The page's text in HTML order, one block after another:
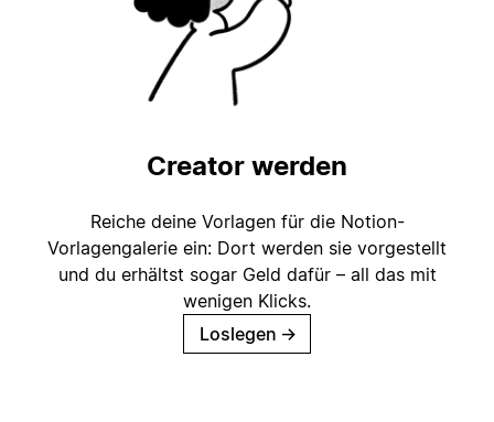
Creator werden
Reiche deine Vorlagen für die Notion-
Vorlagengalerie ein: Dort werden sie vorgestellt
und du erhältst sogar Geld dafür – all das mit
wenigen Klicks.
Loslegen →